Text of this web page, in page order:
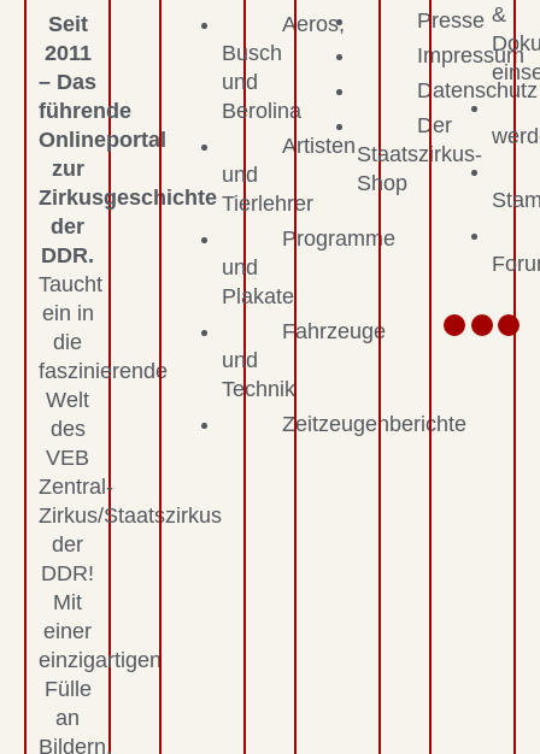
Seit
2011
– Das
führende
Onlineportal
zur
Zirkusgeschichte
der
DDR.
Taucht
ein in
die
faszinierende
Welt
des
VEB
Zentral-
Zirkus/Staatszirkus
der
DDR!
Mit
einer
einzigartigen
Fülle
an
Bildern,
Aeros,
Busch
und
Berolina
Artisten
und
Tierlehrer
Programme
und
Plakate
Fahrzeuge
und
Technik
Zeitzeugenberichte
Presse
Impressum
Datenschutz
Der
Staatszirkus-
Shop
&